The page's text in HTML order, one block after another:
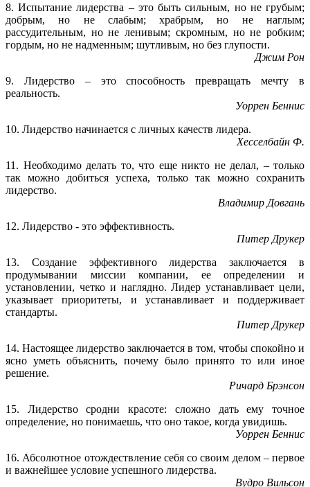
8. Испытание лидерства – это быть сильным, но не грубым;
добрым, но не слабым; храбрым, но не наглым;
рассудительным, но не ленивым; скромным, но не робким;
гордым, но не надменным; шутливым, но без глупости.
Джим Рон
9. Лидерство – это способность превращать мечту в
реальность.
Уоррен Беннис
10. Лидерство начинается с личных качеств лидера.
Хесселбайн Ф.
11. Необходимо делать то, что еще никто не делал, – только
так можно добиться успеха, только так можно сохранить
лидерство.
Владимир Довгань
12. Лидерство - это эффективность.
Питер Друкер
13. Создание эффективного лидерства заключается в
продумывании миссии компании, ее определении и
установлении, четко и наглядно. Лидер устанавливает цели,
указывает приоритеты, и устанавливает и поддерживает
стандарты.
Питер Друкер
14. Настоящее лидерство заключается в том, чтобы спокойно и
ясно уметь объяснить, почему было принято то или иное
решение.
Ричард Брэнсон
15. Лидерство сродни красоте: сложно дать ему точное
определение, но понимаешь, что оно такое, когда увидишь.
Уоррен Беннис
16. Абсолютное отождествление себя со своим делом – первое
и важнейшее условие успешного лидерства.
Вудро Вильсон